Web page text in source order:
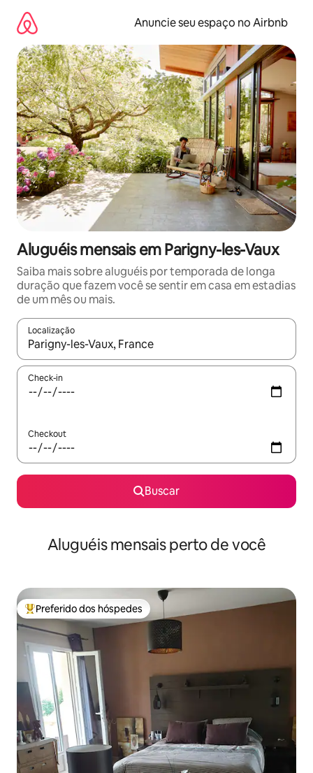
para
conteúdo
Anuncie seu espaço no Airbnb
Aluguéis mensais em Parigny-les-Vaux
Saiba mais sobre aluguéis por temporada de longa
duração que fazem você se sentir em casa em estadias
de um mês ou mais.
Localização
Quando os resultados estiverem disponíveis, explore-os
Check-in
Checkout
Buscar
Aluguéis mensais perto de você
Entre os melhores preferidos dos hóspedes
Preferido dos hóspedes